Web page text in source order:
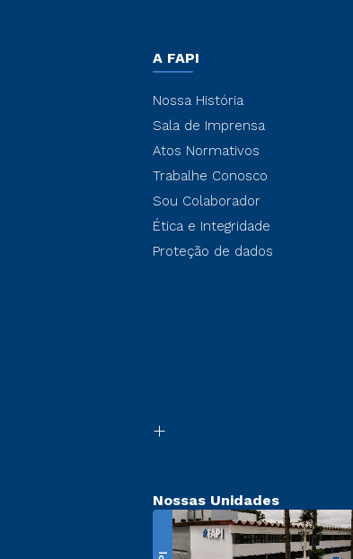
A FAPI
Nossa História
Sala de Imprensa
Atos Normativos
Trabalhe Conosco
Sou Colaborador
Ética e Integridade
Proteção de dados
Nossas Unidades